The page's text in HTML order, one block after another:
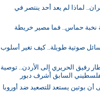
لماذا لم يعد أحد ينتصر في
نخبة حماس.. فما مصير خريطة
صوتية طويلة.. كيف تغير أسلوب
رفيق الحريري إلى الأردن.. توصية
السابق أشرف دبور
أن بوتين يستعد للتصعيد ضد أوروبا